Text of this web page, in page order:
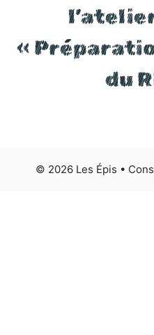
«
du
© 2026 Les Épis •